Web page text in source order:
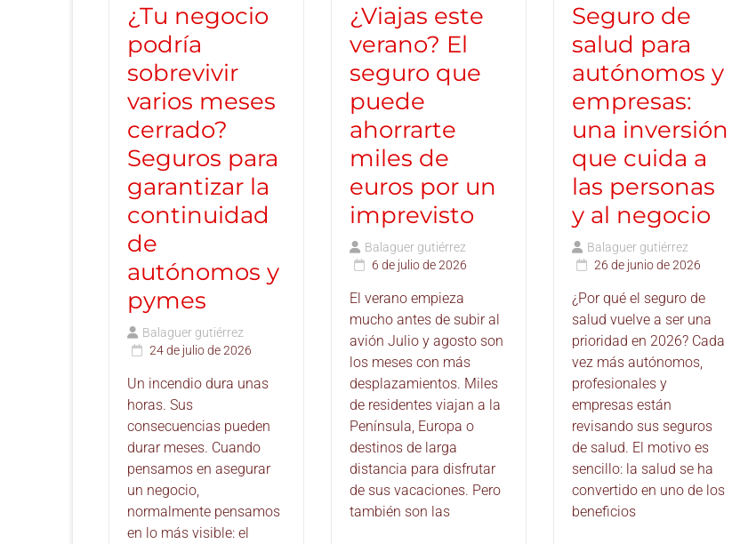
¿Tu negocio
podría
sobrevivir
varios meses
cerrado?
Seguros para
garantizar la
continuidad
de
autónomos y
pymes
Balaguer gutiérrez
24 de julio de 2026
Un incendio dura unas
horas. Sus
consecuencias pueden
durar meses. Cuando
pensamos en asegurar
un negocio,
normalmente pensamos
en lo más visible: el
¿Viajas este
verano? El
seguro que
puede
ahorrarte
miles de
euros por un
imprevisto
Balaguer gutiérrez
6 de julio de 2026
El verano empieza
mucho antes de subir al
avión Julio y agosto son
los meses con más
desplazamientos. Miles
de residentes viajan a la
Península, Europa o
destinos de larga
distancia para disfrutar
de sus vacaciones. Pero
también son las
Seguro de
salud para
autónomos y
empresas:
una inversión
que cuida a
las personas
y al negocio
Balaguer gutiérrez
26 de junio de 2026
¿Por qué el seguro de
salud vuelve a ser una
prioridad en 2026? Cada
vez más autónomos,
profesionales y
empresas están
revisando sus seguros
de salud. El motivo es
sencillo: la salud se ha
convertido en uno de los
beneficios